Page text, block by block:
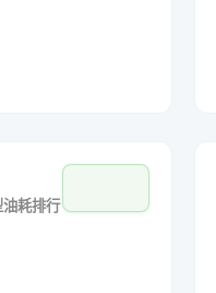
耗排行